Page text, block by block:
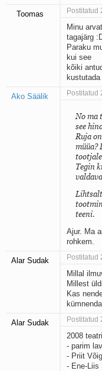
Toomas Postitatud
Minu
tagajärg
Paraku
kui see
kõiki
kustutada
Ako Säälik Postitatud
No ma
see
Ruja
müüa?
Tegin
teeni.
Ajur. Ma
rohkem.
Alar Sudak Postitatud
Millal
Millest
Kas
Alar Sudak Postitatud
2008
- parim
- Priit
- Ene-Liis